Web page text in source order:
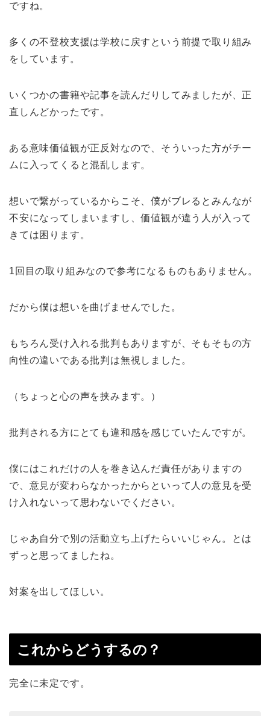
ですね。
多くの不登校支援は学校に戻すという前提で取り組み
をしています。
いくつかの書籍や記事を読んだりしてみましたが、正
直しんどかったです。
ある意味価値観が正反対なので、そういった方がチー
ムに入ってくると混乱します。
想いで繋がっているからこそ、僕がブレるとみんなが
不安になってしまいますし、価値観が違う人が入って
きては困ります。
1回目の取り組みなので参考になるものもありません。
だから僕は想いを曲げませんでした。
もちろん受け入れる批判もありますが、そもそもの方
向性の違いである批判は無視しました。
（ちょっと心の声を挟みます。）
批判される方にとても違和感を感じていたんですが。
僕にはこれだけの人を巻き込んだ責任がありますの
で、意見が変わらなかったからといって人の意見を受
け入れないって思わないでください。
じゃあ自分で別の活動立ち上げたらいいじゃん。とは
ずっと思ってましたね。
対案を出してほしい。
これからどうするの？
完全に未定です。